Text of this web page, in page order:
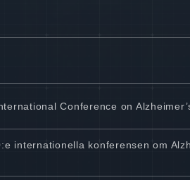
Conference on
internationella konferensen om